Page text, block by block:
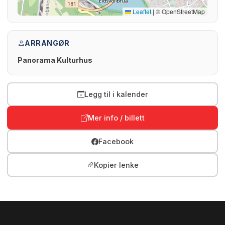
Leaflet | © OpenStreetMap
ARRANGØR
Panorama Kulturhus
Legg til i kalender
Mer info / billett
Facebook
Kopier lenke